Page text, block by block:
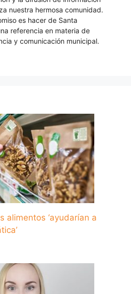
nuestra hermosa comunidad.
es hacer de Santa
referencia en materia de
y comunicación municipal.
alimentos ‘ayudarían a